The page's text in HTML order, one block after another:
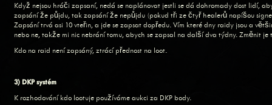
Když nejsou hráči zapsaní, nedá se naplánovat jestli se dá dohromady dost lidí,
zapsání že půjdu, tak zapsání že nepůjdu (pokud tři ze čtyř healerů napíšou
Zapsání trvá asi 10 vteřin, a jde se zapsat dopředu. Vím které dny raidy jsou a
nebo ne, takže mi nic nebrání tomu, abych se zapsal na další dva týdny. Změnit je
Kdo na raid není zapsáný, ztrácí přednost na loot.
3) DKP systém
K rozhodování kdo lootuje používáme aukci za DKP body.